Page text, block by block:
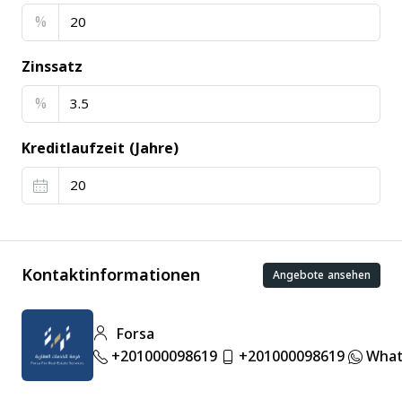
%
Zinssatz
%
Kreditlaufzeit (Jahre)
Kontaktinformationen Angebote ansehen
Forsa
+201000098619
+201000098619